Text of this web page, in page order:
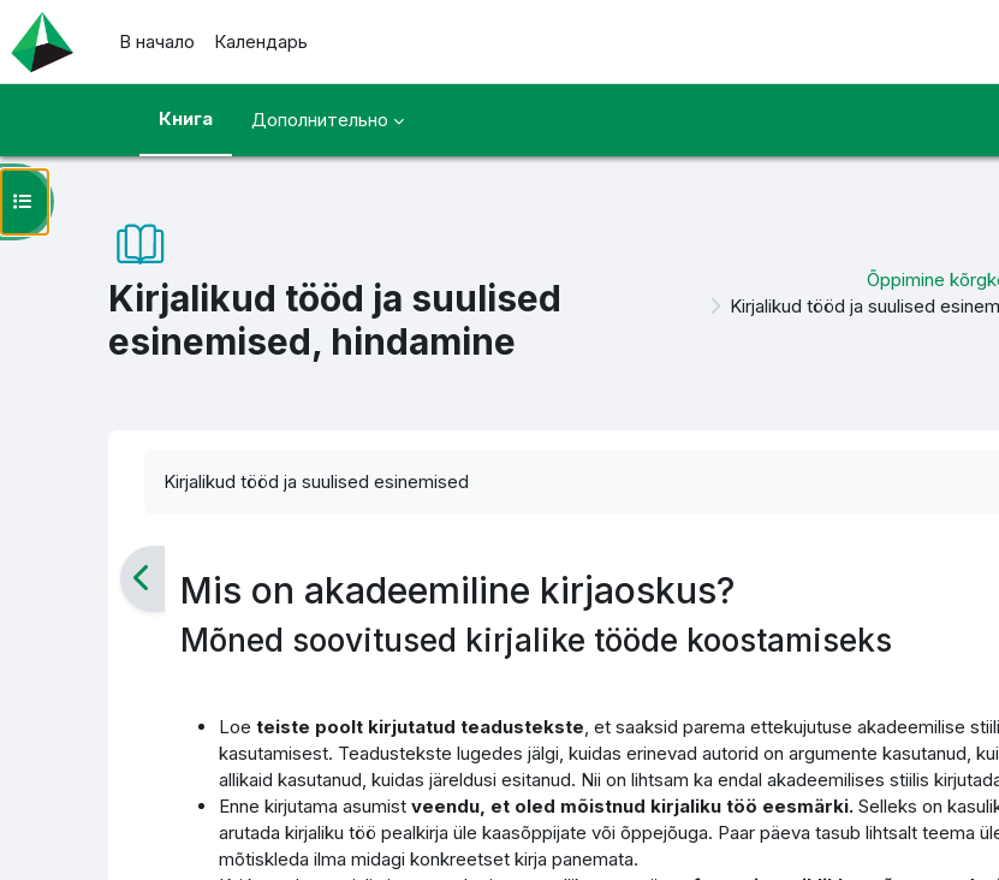
Перейти к основному содержанию
В начало
Календарь
Книга Дополнительно
Kirjalikud tööd ja suulised
esinemised, hindamine
Õppimine
Kirjalikud tööd ja suulised
Открыть оглавление курса
Kirjalikud tööd ja suulised esinemised
Mis on akadeemiline kirjaoskus?
Mõned soovitused kirjalike tööde koostamiseks
Loe teiste poolt kirjutatud teadustekste, et saaksid parema ettekujutuse akadeemilise stiili
kasutamisest. Teadustekste lugedes jälgi, kuidas erinevad autorid on argumente kasutanud,
allikaid kasutanud, kuidas järeldusi esitanud. Nii on lihtsam ka endal akadeemilises stiilis
Enne kirjutama asumist veendu, et oled mõistnud kirjaliku töö eesmärki.Selleks on
arutada kirjaliku töö pealkirja üle kaasõppijate või õppejõuga. Paar päeva tasub lihtsalt teema
mõtiskleda ilma midagi konkreetset kirja panemata.